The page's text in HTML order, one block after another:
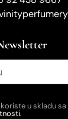
u skladu